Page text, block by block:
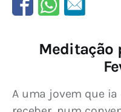
Meditação
A uma jovem que